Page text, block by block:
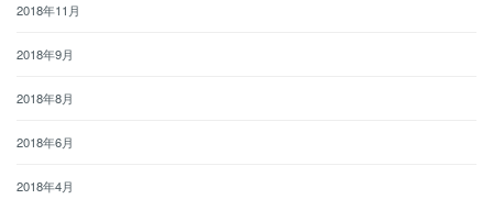
2018年11月
2018年9月
2018年8月
2018年6月
2018年4月